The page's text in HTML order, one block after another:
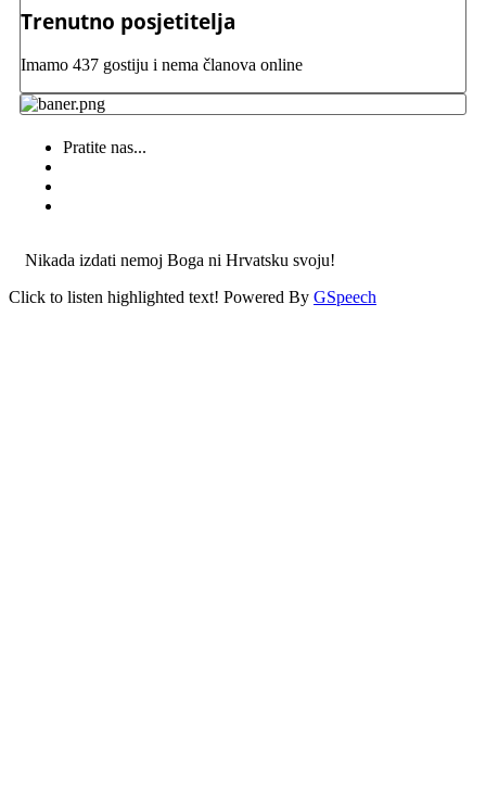
Trenutno posjetitelja
Imamo 437 gostiju i nema članova online
Pratite nas...
Nikada izdati nemoj Boga ni Hrvatsku svoju!
Click to listen highlighted text! Powered By GSpeech